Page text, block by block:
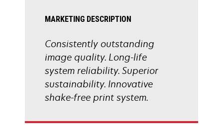
MARKETING DESCRIPTION
Consistently outstanding
image quality. Long-life
system reliability. Superior
sustainability. Innovative
shake-free print system.